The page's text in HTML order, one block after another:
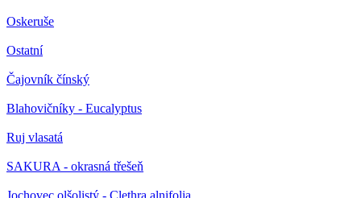
Oskeruše
Ostatní
Čajovník čínský
Blahovičníky - Eucalyptus
Ruj vlasatá
SAKURA - okrasná třešeň
Jochovec olšolistý - Clethra alnifolia